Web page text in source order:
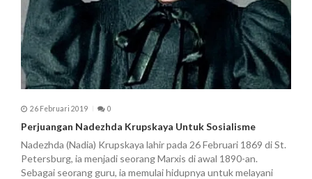
26 Februari 2019 0
Perjuangan Nadezhda Krupskaya Untuk Sosialisme
Nadezhda (Nadia) Krupskaya lahir pada 26 Februari 1869 di St.
Petersburg, ia menjadi seorang Marxis di awal 1890-an.
Sebagai seorang guru, ia memulai hidupnya untuk melayani